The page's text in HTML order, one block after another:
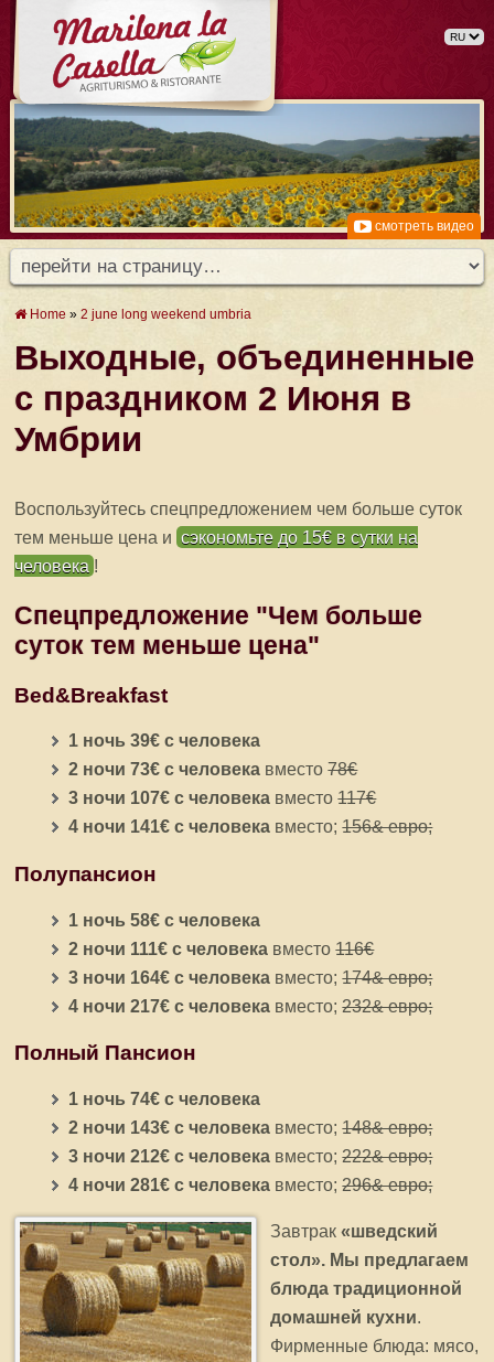
смотреть видео
Home »2 june long weekend umbria
Выходные, объединенные
с праздником 2 Июня в
Умбрии
Воспользуйтесь спецпредложением чем больше суток
тем меньше цена и сэкономьте до 15€ в сутки на
человека !
Спецпредложение "Чем больше
суток тем меньше цена"
Bed&Breakfast
1 ночь 39€ с человека
2 ночи 73€ с человека вместо78€
3 ночи 107€ с человека вместо117€
4 ночи 141€ с человека вместо;156& евро;
Полупансион
1 ночь 58€ с человека
2 ночи 111€ с человека вместо116€
3 ночи 164€ с человека вместо;174& евро;
4 ночи 217€ с человека вместо;232& евро;
Полный Пансион
1 ночь 74€ с человека
2 ночи 143€ с человека вместо;148& евро;
3 ночи 212€ с человека вместо;222& евро;
4 ночи 281€ с человека вместо;296& евро;
Завтрак«шведский
стол». Мы предлагаем
блюда традиционной
домашней кухни.
Фирменные блюда: мясо,